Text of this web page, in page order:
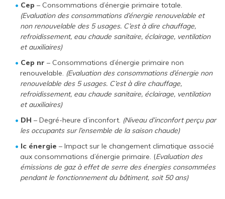
Cep – Consommations d’énergie primaire totale.
(Evaluation des consommations d’énergie renouvelable et
non renouvelable des 5 usages. C’est à dire chauffage,
refroidissement, eau chaude sanitaire, éclairage, ventilation
et auxiliaires)
Cep nr – Consommations d’énergie primaire non
renouvelable. (Evaluation des consommations d’énergie non
renouvelable des 5 usages. C’est à dire chauffage,
refroidissement, eau chaude sanitaire, éclairage, ventilation
et auxiliaires)
DH – Degré-heure d’inconfort. (Niveau d’inconfort perçu par
les occupants sur l’ensemble de la saison chaude)
Ic énergie – Impact sur le changement climatique associé
aux consommations d’énergie primaire. (Evaluation des
émissions de gaz à effet de serre des énergies consommées
pendant le fonctionnement du bâtiment, soit 50 ans)